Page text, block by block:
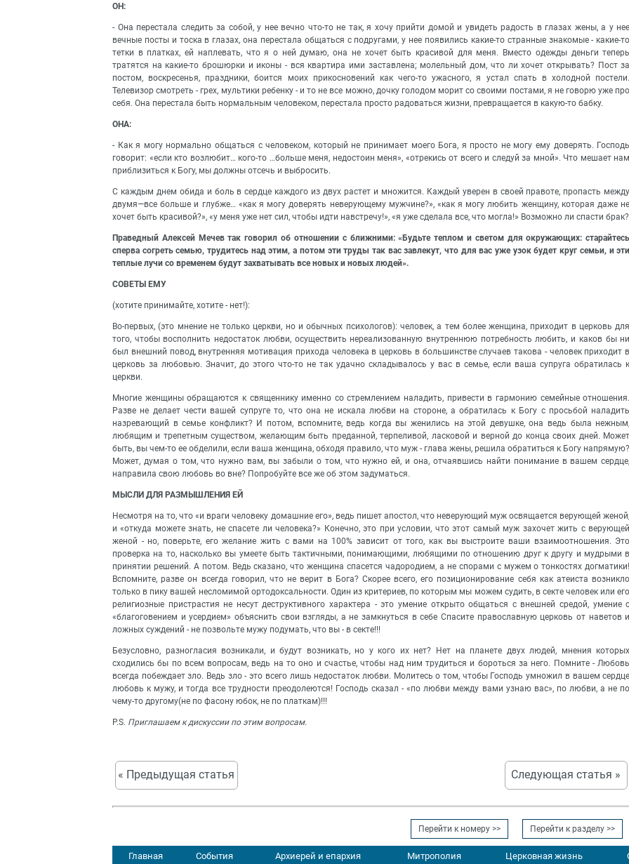
ОН:
- Она перестала следить за собой, у нее вечно что-то не так, я хочу прийти домой и увидеть радость в глазах жены, а у нее
вечные посты и тоска в глазах, она перестала общаться с подругами, у нее появились какие-то странные знакомые - какие-то
тетки в платках, ей наплевать, что я о ней думаю, она не хочет быть красивой для меня. Вместо одежды деньги теперь
тратятся на какие-то брошюрки и иконы - вся квартира ими заставлена; молельный дом, что ли хочет открывать? Пост за
постом, воскресенья, праздники, боится моих прикосновений как чего-то ужасного, я устал спать в холодной постели.
Телевизор смотреть - грех, мультики ребенку - и то не все можно, дочку голодом морит со своими постами, я не говорю уже про
себя. Она перестала быть нормальным человеком, перестала просто радоваться жизни, превращается в какую-то бабку.
ОНА:
- Как я могу нормально общаться с человеком, который не принимает моего Бога, я просто не могу ему доверять. Господь
говорит: «если кто возлюбит… кого-то …больше меня, недостоин меня», «отрекись от всего и следуй за мной». Что мешает нам
приблизиться к Богу, мы должны отсечь и выбросить.
С каждым днем обида и боль в сердце каждого из двух растет и множится. Каждый уверен в своей правоте, пропасть между
двумя—все больше и глубже… «как я могу доверять неверующему мужчине?», «как я могу любить женщину, которая даже не
хочет быть красивой?», «у меня уже нет сил, чтобы идти навстречу!», «я уже сделала все, что могла!» Возможно ли спасти брак?
Праведный Алексей Мечев так говорил об отношении с ближними: «Будьте теплом и светом для окружающих: старайтесь
сперва согреть семью, трудитесь над этим, а потом эти труды так вас завлекут, что для вас уже узок будет круг семьи, и эти
теплые лучи со временем будут захватывать все новых и новых людей».
СОВЕТЫ ЕМУ
(хотите принимайте, хотите - нет!):
Во-первых, (это мнение не только церкви, но и обычных психологов): человек, а тем более женщина, приходит в церковь для
того, чтобы восполнить недостаток любви, осуществить нереализованную внутреннюю потребность любить, и каков бы ни
был внешний повод, внутренняя мотивация прихода человека в церковь в большинстве случаев такова - человек приходит в
церковь за любовью. Значит, до этого что-то не так удачно складывалось у вас в семье, если ваша супруга обратилась к
церкви.
Многие женщины обращаются к священнику именно со стремлением наладить, привести в гармонию семейные отношения.
Разве не делает чести вашей супруге то, что она не искала любви на стороне, а обратилась к Богу с просьбой наладить
назревающий в семье конфликт? И потом, вспомните, ведь когда вы женились на этой девушке, она ведь была нежным,
любящим и трепетным существом, желающим быть преданной, терпеливой, ласковой и верной до конца своих дней. Может
быть, вы чем-то ее обделили, если ваша женщина, обходя правило, что муж - глава жены, решила обратиться к Богу напрямую?
Может, думая о том, что нужно вам, вы забыли о том, что нужно ей, и она, отчаявшись найти понимание в вашем сердце,
направила свою любовь во вне? Попробуйте все же об этом задуматься.
МЫСЛИ ДЛЯ РАЗМЫШЛЕНИЯ ЕЙ
Несмотря на то, что «и враги человеку домашние его», ведь пишет апостол, что неверующий муж освящается верующей женой,
и «откуда можете знать, не спасете ли человека?» Конечно, это при условии, что этот самый муж захочет жить с верующей
женой - но, поверьте, его желание жить с вами на 100% зависит от того, как вы выстроите ваши взаимоотношения. Это
проверка на то, насколько вы умеете быть тактичными, понимающими, любящими по отношению друг к другу и мудрыми в
принятии решений. А потом. Ведь сказано, что женщина спасется чадородием, а не спорами с мужем о тонкостях догматики!
Вспомните, разве он всегда говорил, что не верит в Бога? Скорее всего, его позиционирование себя как атеиста возникло
только в пику вашей несломимой ортодоксальности. Один из критериев, по которым мы можем судить, в секте человек или его
религиозные пристрастия не несут деструктивного характера - это умение открыто общаться с внешней средой, умение с
«благоговением и усердием» объяснить свои взгляды, а не замкнуться в себе Спасите православную церковь от наветов и
ложных суждений - не позвольте мужу подумать, что вы - в секте!!!
Безусловно, разногласия возникали, и будут возникать, но у кого их нет? Нет на планете двух людей, мнения которых
сходились бы по всем вопросам, ведь на то оно и счастье, чтобы над ним трудиться и бороться за него. Помните - Любовь
всегда побеждает зло. Ведь зло - это всего лишь недостаток любви. Молитесь о том, чтобы Господь умножил в вашем сердце
любовь к мужу, и тогда все трудности преодолеются! Господь сказал - «по любви между вами узнаю вас», по любви, а не по
чему-то другому(не по фасону юбок, не по платкам)!!!
P.S. Приглашаем к дискуссии по этим вопросам.
« Предыдущая статья Следующая статья »
Перейти к разделу >>
Перейти к номеру >>
Главная События Архиерей и епархия Митрополия Церковная жизнь